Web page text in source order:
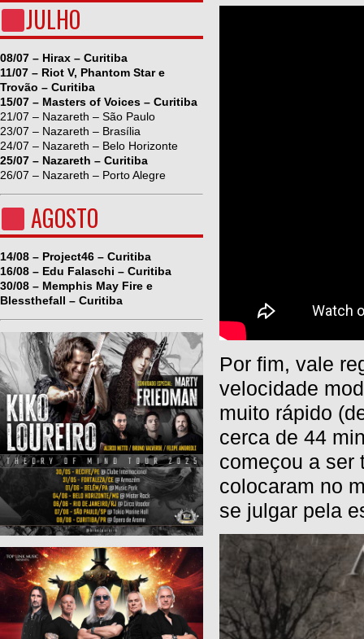
JULHO
08/07 – Hirax – Curitiba
11/07 – Riot V, Phantom Star e
Trovão – Curitiba
15/07 – Masters of Voices – Curitiba
21/07 – Nazareth – São Paulo
23/07 – Nazareth – Brasília
24/07 – Nazareth – Belo Horizonte
25/07 – Nazareth – Curitiba
26/07 – Nazareth – Porto Alegre
AGOSTO
14/08 – Project46 – Curitiba
16/08 – Edu Falaschi – Curitiba
30/08 – Memphis May Fire e
Blessthefall – Curitiba
Por fim, vale
velocidade
muito rápido
cerca de 44
começou a ser
colocaram no
se julgar pela